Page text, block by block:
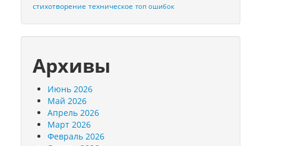
стихотворение техническое топ ошибок
Архивы
Июнь 2026
Май 2026
Апрель 2026
Март 2026
Февраль 2026